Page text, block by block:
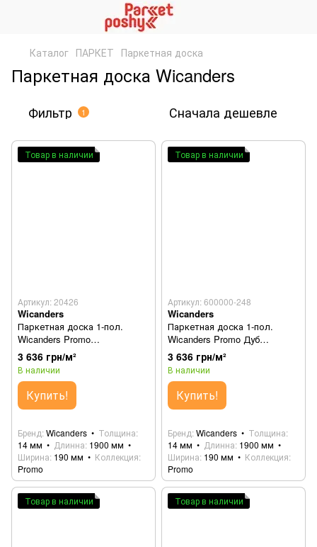
Каталог ПАРКЕТ Паркетная доска
Паркетная доска Wicanders
Фильтр 1 Сначала дешевле
Товар в наличии
Артикул: 20426
Wicanders
Паркетная доска 1-пол.
Wicanders Promo
Lisbon/Marseille Дуб RW04402
(82000260)
3 636 грн/м²
В наличии
Купить!
Бренд Wicanders
Толщина
14 мм
Длинна 1900 мм
Ширина 190 мм
Коллекция
Promo
Товар в наличии
Артикул: 600000-248
Wicanders
Паркетная доска 1-пол.
Wicanders Promo Дуб
Porto/Vienna RW04357A
(82000178)
3 636 грн/м²
В наличии
Купить!
Бренд Wicanders
Толщина
14 мм
Длинна 1900 мм
Ширина 190 мм
Коллекция
Promo
Товар в наличии Товар в наличии